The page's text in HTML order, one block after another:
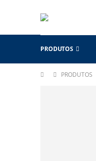
PRODUTOS
PRODUTOS